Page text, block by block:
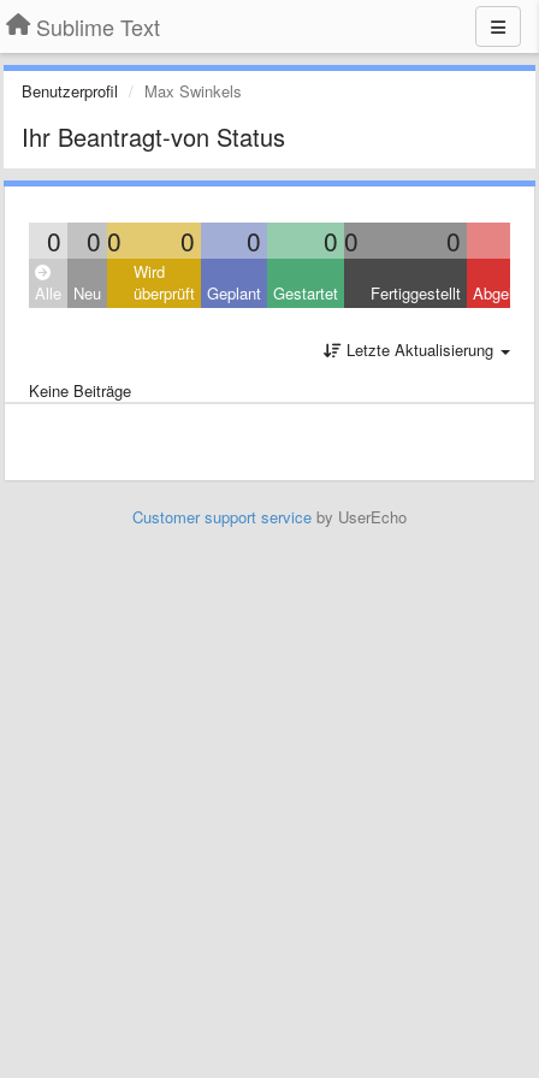
Sublime Text
Benutzerprofil Max Swinkels
Ihr Beantragt-von Status
0 0 0 0 0 0 0 0
Alle Neu
Wird
überprüft Geplant Gestartet Fertiggestellt
Letzte Aktualisierung
Keine Beiträge
Customer support service by UserEcho